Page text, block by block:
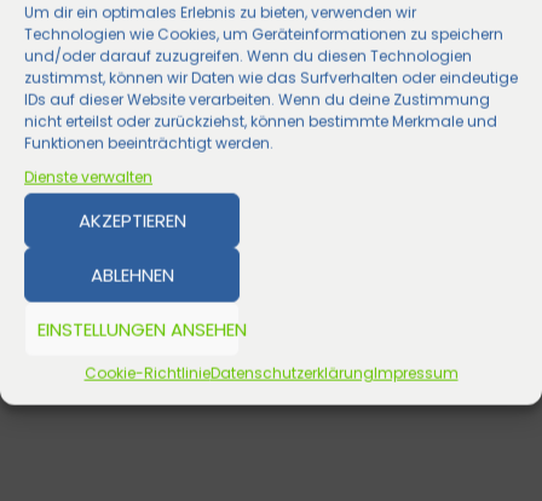
Um dir ein optimales Erlebnis zu bieten, verwenden wir
Technologien wie Cookies, um Geräteinformationen zu speichern
und/oder darauf zuzugreifen. Wenn du diesen Technologien
zustimmst, können wir Daten wie das Surfverhalten oder eindeutige
IDs auf dieser Website verarbeiten. Wenn du deine Zustimmung
nicht erteilst oder zurückziehst, können bestimmte Merkmale und
Funktionen beeinträchtigt werden.
Dienste verwalten
AKZEPTIEREN
ABLEHNEN
EINSTELLUNGEN ANSEHEN
Cookie-RichtlinieDatenschutzerklärungImpressum